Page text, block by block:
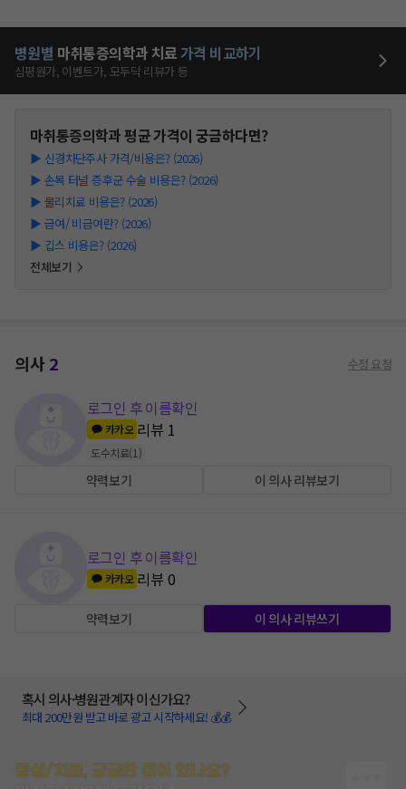
병원별 마취통증의학과 치료가격 비교하기
심평원가, 이벤트가, 모두닥 리뷰가 등
마취통증의학과평균 가격이 궁금하다면?
▶ 신경차단주사 가격/비용은? (2026)
▶ 손목 터널 증후군 수술 비용은? (2026)
▶ 물리치료 비용은? (2026)
▶ 급여/ 비급여란? (2026)
▶ 깁스 비용은? (2026)
전체보기
의사2 수정 요청
로그인 후 이름확인
카카오 리뷰 1
도수치료(1 )
약력보기 이 의사 리뷰보기
로그인 후 이름확인
카카오 리뷰0
약력보기 이 의사 리뷰쓰기
혹시 의사·병원관계자 이신가요?
최대 200만원 받고 바로 광고 시작하세요! 💰💰
증상/치료, 궁금한 점이 있나요?